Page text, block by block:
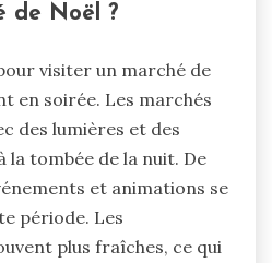
de Noël ?
visiter un marché de
en soirée. Les marchés
des lumières et des
la tombée de la nuit. De
et animations se
période. Les
plus fraîches, ce qui